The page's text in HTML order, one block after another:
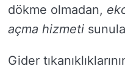
dökme olmadan,
açma hizmeti
Gider